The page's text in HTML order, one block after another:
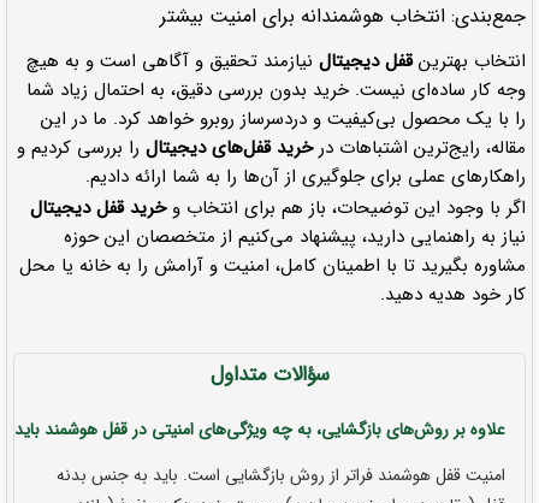
جمع‌بندی: انتخاب هوشمندانه برای امنیت بیشتر
انتخاب بهترینقفل دیجیتال نیازمند تحقیق و آگاهی است و به هیچ
وجه کار ساده‌ای نیست. خرید بدون بررسی دقیق، به احتمال زیاد شما
را با یک محصول بی‌کیفیت و دردسرساز روبرو خواهد کرد. ما در این
مقاله، رایج‌ترین اشتباهات درخرید قفل‌های دیجیتال را بررسی کردیم و
راهکارهای عملی برای جلوگیری از آن‌ها را به شما ارائه دادیم.
اگر با وجود این توضیحات، باز هم برای انتخاب وخرید قفل دیجیتال
نیاز به راهنمایی دارید، پیشنهاد می‌کنیم از متخصصان این حوزه
مشاوره بگیرید تا با اطمینان کامل، امنیت و آرامش را به خانه یا محل
کار خود هدیه دهید.
سؤالات متداول
علاوه بر روش‌های بازگشایی، به چه ویژگی‌های امنیتی در قفل هوشمند باید
امنیت قفل هوشمند فراتر از روش بازگشایی است. باید به جنس بدنه